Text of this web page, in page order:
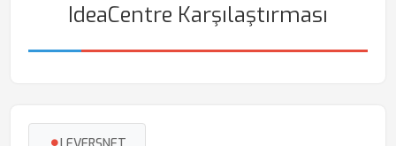
IdeaCentre Karşılaştırması